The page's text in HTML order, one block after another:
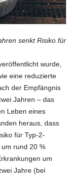
senkt Risiko für
wurde,
eine reduzierte
der Empfängnis
Jahren – das
Leben eines
heraus, dass
für Typ-2-
rund 20 %
um
Jahre (bei